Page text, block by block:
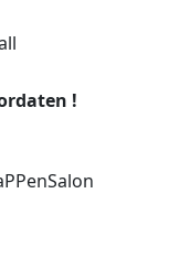
!